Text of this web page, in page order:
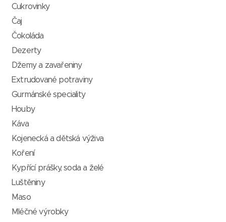
Cukrovinky
Čaj
Čokoláda
Dezerty
Džemy a zavařeniny
Extrudované potraviny
Gurmánské speciality
Houby
Káva
Kojenecká a dětská výživa
Koření
Kypřící prášky, soda a želé
Luštěniny
Maso
Mléčné výrobky